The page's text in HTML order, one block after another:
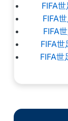
FIFA
FIFA
FIFA
FIFA
FIFA